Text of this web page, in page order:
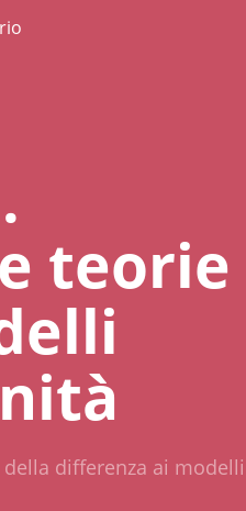
teorie
differenza ai